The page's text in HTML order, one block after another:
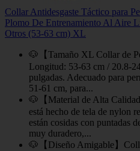
Collar Antidesgaste Táctico para
Plomo De Entrenamiento Al Aire
Otros (53-63 cm) XL
🐶【Tamaño XL Collar de
Longitud: 53-63 cm / 20.8-
pulgadas. Adecuado para
51-61 cm, para...
🐶【Material de Alta
está hecho de tela de nylon
están cosidas con puntadas
muy duradero,...
🐶【Diseño Amigable】